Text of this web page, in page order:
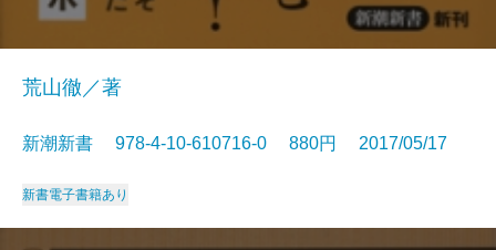
荒山徹／著
新潮新書 978-4-10-610716-0 880円 2017/05/17
新書電子書籍あり